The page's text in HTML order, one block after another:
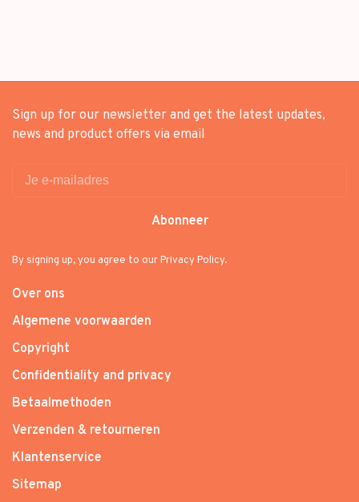
Sign up for our newsletter and get the latest updates,
news and product offers via email
Abonneer
By signing up, you agree to our Privacy Policy.
Over ons
Algemene voorwaarden
Copyright
Confidentiality and privacy
Betaalmethoden
Verzenden & retourneren
Klantenservice
Sitemap